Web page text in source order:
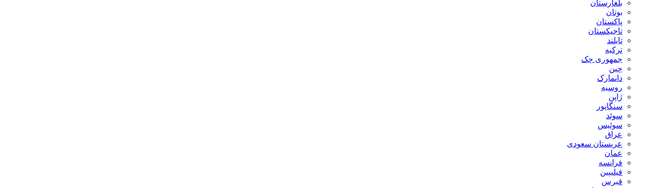
بلغارستان
بوتان
پاکستان
تاجیکستان
تایلند
ترکیه
جمهوری چک
چین
دانمارک
روسیه
ژاپن
سنگاپور
سوئد
سوئیس
عراق
عربستان سعودی
عمان
فرانسه
فیلیپین
قبرس